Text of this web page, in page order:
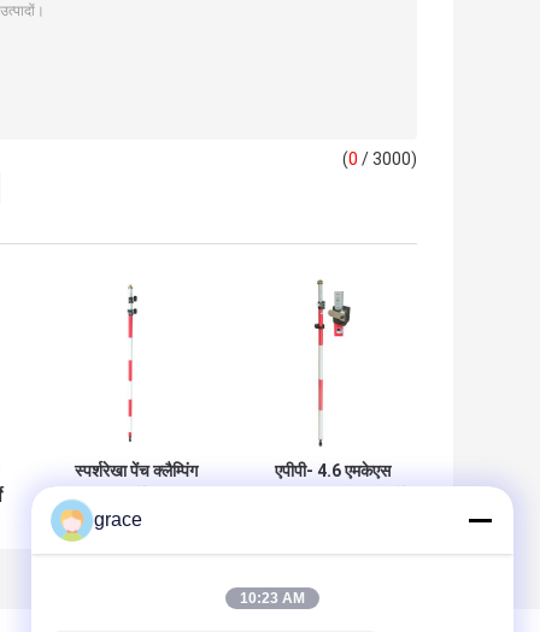
(0 / 3000)
स्पर्शरेखा पेंच क्लैम्पिंग
2.6 मीटर सर्वेक्षण प्रिज्म
पोल
एपीपी- 4.6 एमकेएस
grace
10:23 AM